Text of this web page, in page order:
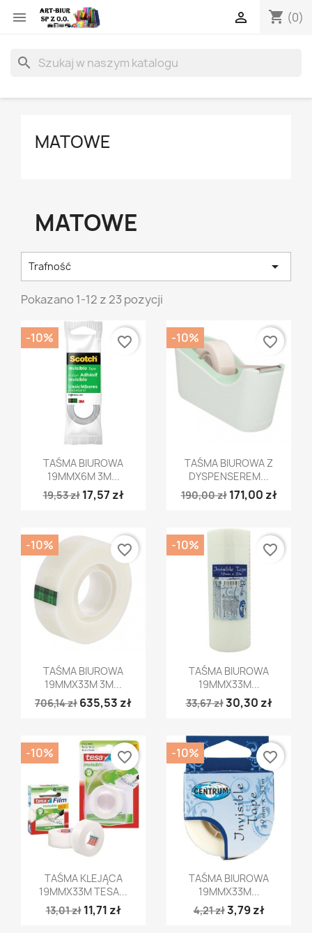
 shopping_cart (0)

search
MATOWE
MATOWE
Trafność 
Pokazano 1-12 z 23 pozycji
Szybki podgląd
TAŚMA BIUROWA
19MMX6M 3M...
19,53 zł 17,57 zł
-10% favorite_border
Szybki podgląd
TAŚMA BIUROWA Z
DYSPENSEREM...
190,00 zł 171,00 zł
-10% favorite_border
Szybki podgląd
TAŚMA BIUROWA
19MMX33M 3M...
706,14 zł 635,53 zł
-10% favorite_border
Szybki podgląd
TAŚMA BIUROWA
19MMX33M...
33,67 zł30,30 zł
-10% favorite_border
Szybki podgląd
TAŚMA KLEJĄCA
19MMX33M TESA...
13,01 zł 11,71 zł
-10% favorite_border
Szybki podgląd
TAŚMA BIUROWA
19MMX33M...
4,21 zł3,79 zł
-10% favorite_border